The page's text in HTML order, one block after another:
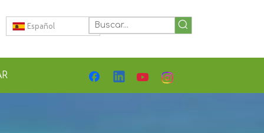
Español